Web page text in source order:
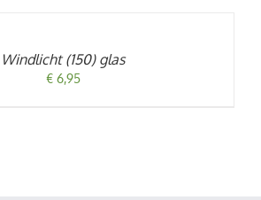
Windlicht (150) glas
€6,95